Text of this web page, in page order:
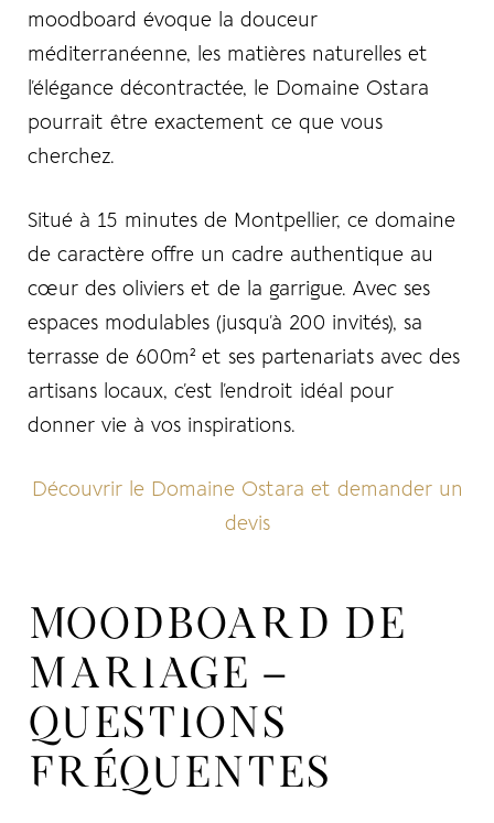
moodboard évoque la douceur
méditerranéenne, les matières naturelles et
l’élégance décontractée, le Domaine Ostara
pourrait être exactement ce que vous
cherchez.
Situé à 15 minutes de Montpellier, ce domaine
de caractère offre un cadre authentique au
cœur des oliviers et de la garrigue. Avec ses
espaces modulables (jusqu’à 200 invités), sa
terrasse de 600m² et ses partenariats avec des
artisans locaux, c’est l’endroit idéal pour
donner vie à vos inspirations.
Découvrir le Domaine Ostara et demander un
devis
MOODBOARD DE
MARIAGE –
QUESTIONS
FRÉQUENTES